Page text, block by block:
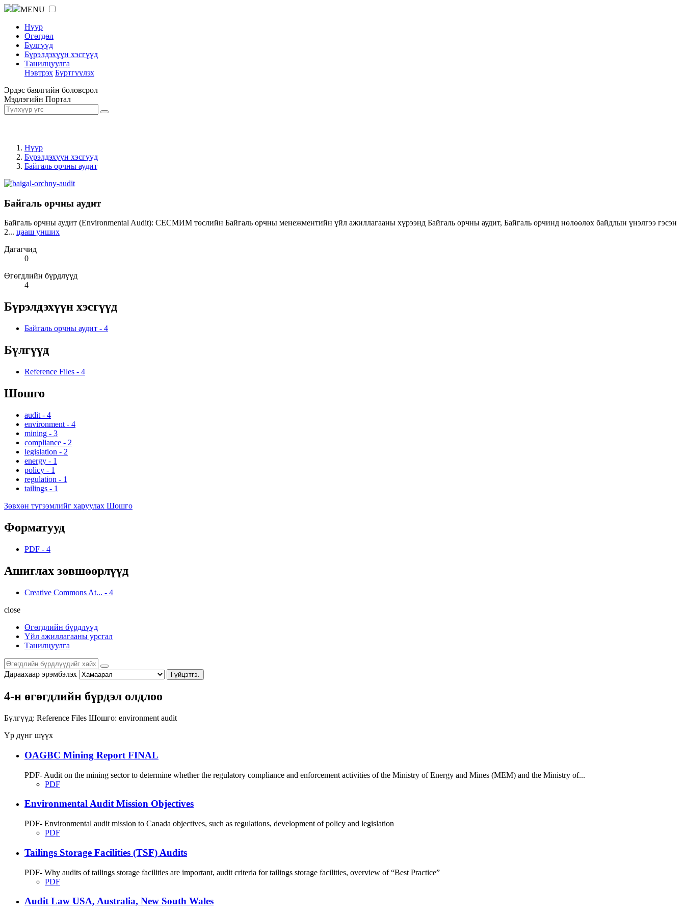
MENU
Нүүр
Өгөгдөл
Бүлгүүд
Бүрэлдэхүүн хэсгүүд
Танилцуулга
Нэвтрэх Бүртгүүлэх
Эрдэс баялгийн боловсрол
Мэдлэгийн Портал
Нүүр
Бүрэлдэхүүн хэсгүүд
Байгаль орчны аудит
Байгаль орчны аудит
Байгаль орчны аудит (Environmental Audit): СЕСМИМ төслийн Байгаль орчны менежментийн үйл ажиллагааны хүрээнд Байгаль орчны аудит, Байгаль орчинд нөлөөлөх байдлын үнэлгээ гэсэн
2... цааш унших
Дагагчид
0
Өгөгдлийн бүрдлүүд
4
Бүрэлдэхүүн хэсгүүд
Байгаль орчны аудит - 4
Бүлгүүд
Reference Files - 4
Шошго
audit - 4
environment - 4
mining - 3
compliance - 2
legislation - 2
energy - 1
policy - 1
regulation - 1
tailings - 1
Зөвхөн түгээмлийг харуулах Шошго
Форматууд
PDF - 4
Ашиглах зөвшөөрлүүд
Creative Commons At... - 4
close
Өгөгдлийн бүрдлүүд
Үйл ажиллагааны урсгал
Танилцуулга
Дараахаар эрэмбэлэх Гүйцэтгэ.
4-н өгөгдлийн бүрдэл олдлоо
Бүлгүүд: Reference Files Шошго: environment audit
Үр дүнг шүүх
OAGBC Mining Report FINAL
PDF- Audit on the mining sector to determine whether the regulatory compliance and enforcement activities of the Ministry of Energy and Mines (MEM) and the Ministry of...
PDF
Environmental Audit Mission Objectives
PDF- Environmental audit mission to Canada objectives, such as regulations, development of policy and legislation
PDF
Tailings Storage Facilities (TSF) Audits
PDF- Why audits of tailings storage facilities are important, audit criteria for tailings storage facilities, overview of “Best Practice”
PDF
Audit Law USA, Australia, New South Wales